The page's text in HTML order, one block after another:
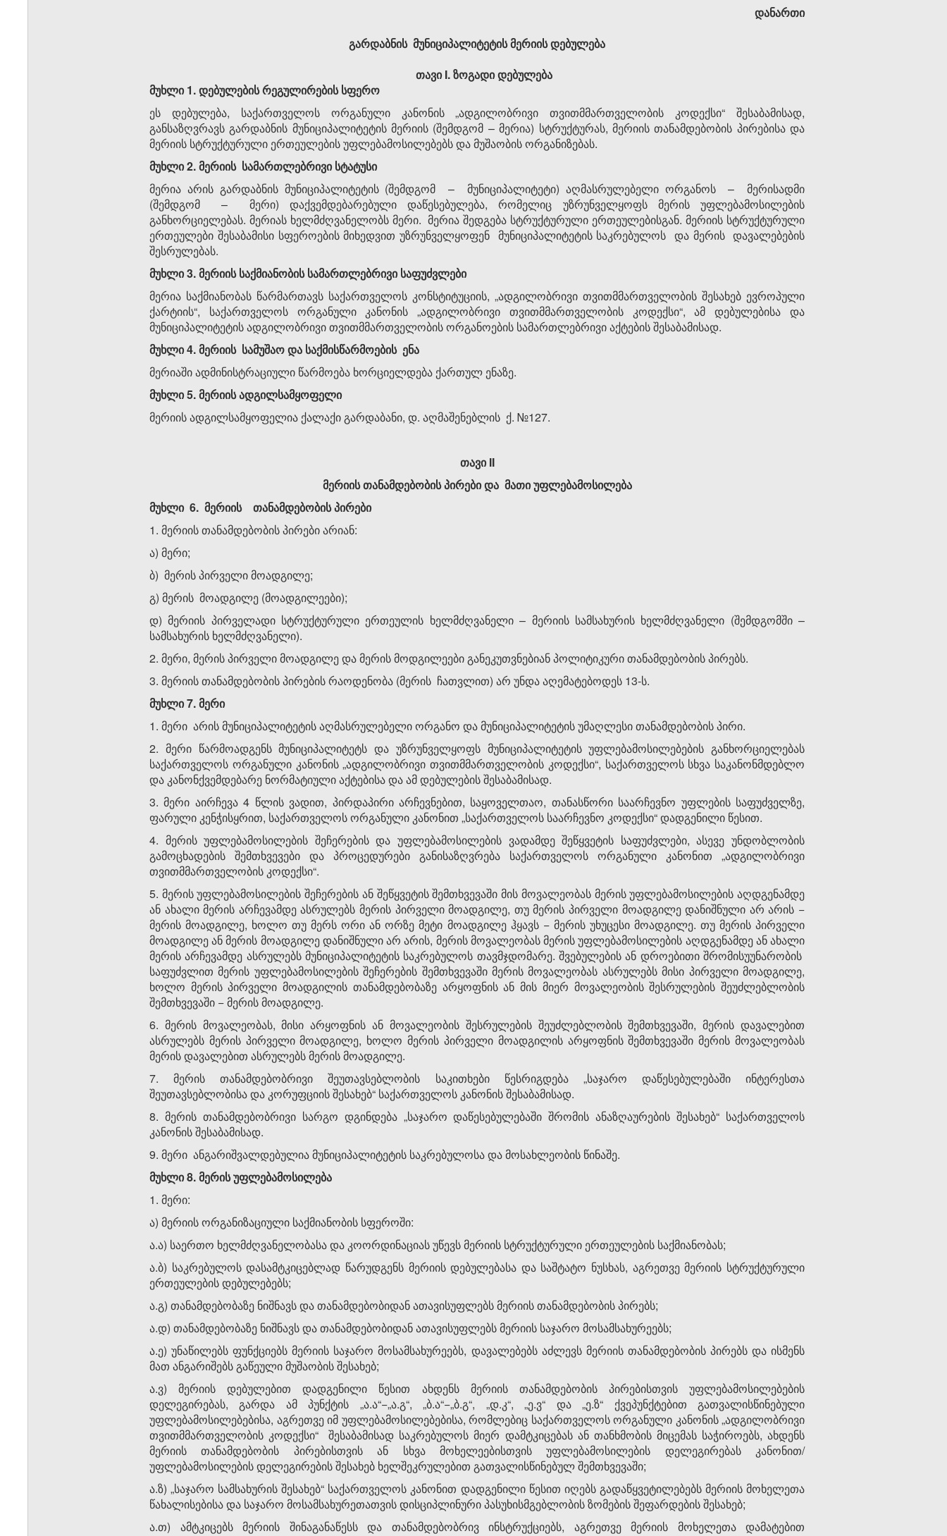
დანართი
გარდაბნის მუნიციპალიტეტისმერიისდებულება
თავიI.ზოგადიდებულება
მუხლი1.დებულებისრეგულირების სფერო
ეს დებულება, საქართველოს ორგანული კანონის „ადგილობრივი თვითმმართველობის კოდექსი“ შესაბამისად,
განსაზღვრავს გარდაბნის მუნიციპალიტეტის მერიის (შემდგომ – მერია) სტრუქტურას, მერიის თანამდებობის პირებისა და
მერიის სტრუქტურული ერთეულების უფლებამოსილებებს და მუშაობის ორგანიზებას.
მუხლი2.მერიის სამართლებრივი სტატუსი
მერია არის გარდაბნის მუნიციპალიტეტის (შემდგომ – მუნიციპალიტეტი) აღმასრულებელი ორგანოს – მერისადმი
(შემდგომ – მერი) დაქვემდებარებული დაწესებულება, რომელიც უზრუნველყოფს მერის უფლებამოსილების
განხორციელებას. მერიას ხელმძღვანელობს მერი. მერია შედგება სტრუქტურული ერთეულებისგან. მერიის სტრუქტურული
ერთეულები შესაბამისი სფეროების მიხედვით უზრუნველყოფენ მუნიციპალიტეტის საკრებულოს და მერის დავალებების
შესრულებას.
მუხლი3.მერიის საქმიანობის სამართლებრივი საფუძვლები
მერია საქმიანობას წარმართავს საქართველოს კონსტიტუციის, „ადგილობრივი თვითმმართველობის შესახებ ევროპული
ქარტიის“, საქართველოს ორგანული კანონის „ადგილობრივი თვითმმართველობის კოდექსი“, ამ დებულებისა და
მუნიციპალიტეტის ადგილობრივი თვითმმართველობის ორგანოების სამართლებრივი აქტების შესაბამისად.
მუხლი4.მერიის სამუშაოდა საქმისწარმოების ენა
მერიაში ადმინისტრაციული წარმოება ხორციელდება ქართულ ენაზე.
მუხლი5.მერიისადგილსამყოფელი
მერიის ადგილსამყოფელია ქალაქი გარდაბანი, დ. აღმაშენებლის ქ. №127.
თავიII
მერიისთანამდებობისპირებიდა მათიუფლებამოსილება
მუხლი6. მერიის თანამდებობისპირები
1. მერიის თანამდებობის პირები არიან:
ა) მერი;
ბ) მერის პირველი მოადგილე;
გ) მერის მოადგილე (მოადგილეები);
დ) მერიის პირველადი სტრუქტურული ერთეულის ხელმძღვანელი – მერიის სამსახურის ხელმძღვანელი (შემდგომში –
სამსახურის ხელმძღვანელი).
2. მერი, მერის პირველი მოადგილე და მერის მოდგილეები განეკუთვნებიან პოლიტიკური თანამდებობის პირებს.
3. მერიის თანამდებობის პირების რაოდენობა (მერის ჩათვლით) არ უნდა აღემატებოდეს 13-ს.
მუხლი7.მერი
1. მერი არის მუნიციპალიტეტის აღმასრულებელი ორგანო და მუნიციპალიტეტის უმაღლესი თანამდებობის პირი.
2. მერი წარმოადგენს მუნიციპალიტეტს და უზრუნველყოფს მუნიციპალიტეტის უფლებამოსილებების განხორციელებას
საქართველოს ორგანული კანონის „ადგილობრივი თვითმმართველობის კოდექსი“, საქართველოს სხვა საკანონმდებლო
და კანონქვემდებარე ნორმატიული აქტებისა და ამ დებულების შესაბამისად.
3. მერი აირჩევა 4 წლის ვადით, პირდაპირი არჩევნებით, საყოველთაო, თანასწორი საარჩევნო უფლების საფუძველზე,
ფარული კენჭისყრით, საქართველოს ორგანული კანონით „საქართველოს საარჩევნო კოდექსი“ დადგენილი წესით.
4. მერის უფლებამოსილების შეჩერების და უფლებამოსილების ვადამდე შეწყვეტის საფუძვლები, ასევე უნდობლობის
გამოცხადების შემთხვევები და პროცედურები განისაზღვრება საქართველოს ორგანული კანონით „ადგილობრივი
თვითმმართველობის კოდექსი“.
5. მერის უფლებამოსილების შეჩერების ან შეწყვეტის შემთხვევაში მის მოვალეობას მერის უფლებამოსილების აღდგენამდე
ან ახალი მერის არჩევამდე ასრულებს მერის პირველი მოადგილე, თუ მერის პირველი მოადგილე დანიშნული არ არის −
მერის მოადგილე, ხოლო თუ მერს ორი ან ორზე მეტი მოადგილე ჰყავს − მერის უხუცესი მოადგილე. თუ მერის პირველი
მოადგილე ან მერის მოადგილე დანიშნული არ არის, მერის მოვალეობას მერის უფლებამოსილების აღდგენამდე ან ახალი
მერის არჩევამდე ასრულებს მუნიციპალიტეტის საკრებულოს თავმჯდომარე. შვებულების ან დროებითი შრომისუუნარობის
საფუძვლით მერის უფლებამოსილების შეჩერების შემთხვევაში მერის მოვალეობას ასრულებს მისი პირველი მოადგილე,
ხოლო მერის პირველი მოადგილის თანამდებობაზე არყოფნის ან მის მიერ მოვალეობის შესრულების შეუძლებლობის
შემთხვევაში − მერის მოადგილე.
6. მერის მოვალეობას, მისი არყოფნის ან მოვალეობის შესრულების შეუძლებლობის შემთხვევაში, მერის დავალებით
ასრულებს მერის პირველი მოადგილე, ხოლო მერის პირველი მოადგილის არყოფნის შემთხვევაში მერის მოვალეობას
მერის დავალებით ასრულებს მერის მოადგილე.
7. მერის თანამდებობრივი შეუთავსებლობის საკითხები წესრიგდება „საჯარო დაწესებულებაში ინტერესთა
შეუთავსებლობისა და კორუფციის შესახებ“ საქართველოს კანონის შესაბამისად.
8. მერის თანამდებობრივი სარგო დგინდება „საჯარო დაწესებულებაში შრომის ანაზღაურების შესახებ“ საქართველოს
კანონის შესაბამისად.
9. მერი ანგარიშვალდებულია მუნიციპალიტეტის საკრებულოსა და მოსახლეობის წინაშე.
მუხლი8.მერისუფლებამოსილება
1. მერი:
ა) მერიის ორგანიზაციული საქმიანობის სფეროში:
ა.ა) საერთო ხელმძღვანელობასა და კოორდინაციას უწევს მერიის სტრუქტურული ერთეულების საქმიანობას;
ა.ბ) საკრებულოს დასამტკიცებლად წარუდგენს მერიის დებულებასა და საშტატო ნუსხას, აგრეთვე მერიის სტრუქტურული
ერთეულების დებულებებს;
ა.გ) თანამდებობაზე ნიშნავს და თანამდებობიდან ათავისუფლებს მერიის თანამდებობის პირებს;
ა.დ) თანამდებობაზე ნიშნავს და თანამდებობიდან ათავისუფლებს მერიის საჯარო მოსამსახურეებს;
ა.ე) უნაწილებს ფუნქციებს მერიის საჯარო მოსამსახურეებს, დავალებებს აძლევს მერიის თანამდებობის პირებს და ისმენს
მათ ანგარიშებს გაწეული მუშაობის შესახებ;
ა.ვ) მერიის დებულებით დადგენილი წესით ახდენს მერიის თანამდებობის პირებისთვის უფლებამოსილებების
დელეგირებას, გარდა ამ პუნქტის „ა.ა“−„ა.გ“, „ბ.ა“−„ბ.გ“, „დ.კ“, „ე.ვ“ და „ე.ზ“ ქვეპუნქტებით გათვალისწინებული
უფლებამოსილებებისა, აგრეთვე იმ უფლებამოსილებებისა, რომლებიც საქართველოს ორგანული კანონის „ადგილობრივი
თვითმმართველობის კოდექსი“ შესაბამისად საკრებულოს მიერ დამტკიცებას ან თანხმობის მიცემას საჭიროებს, ახდენს
მერიის თანამდებობის პირებისთვის ან სხვა მოხელეებისთვის უფლებამოსილების დელეგირებას კანონით/
უფლებამოსილების დელეგირების შესახებ ხელშეკრულებით გათვალისწინებულ შემთხვევაში;
ა.ზ) „საჯარო სამსახურის შესახებ“ საქართველოს კანონით დადგენილი წესით იღებს გადაწყვეტილებებს მერიის მოხელეთა
წახალისებისა და საჯარო მოსამსახურეთათვის დისციპლინური პასუხისმგებლობის ზომების შეფარდების შესახებ;
ა.თ) ამტკიცებს მერიის შინაგანაწესს და თანამდებობრივ ინსტრუქციებს, აგრეთვე მერიის მოხელეთა დამატებით